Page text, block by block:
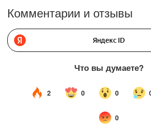
Комментарии и отзывы